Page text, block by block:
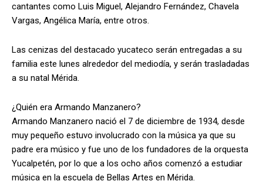
cantantes como Luis Miguel, Alejandro Fernández, Chavela
Vargas, Angélica María, entre otros.
Las cenizas del destacado yucateco serán entregadas a su
familia este lunes alrededor del mediodía, y serán trasladadas
a su natal Mérida.
¿Quién era Armando Manzanero?
Armando Manzanero nació el 7 de diciembre de 1934, desde
muy pequeño estuvo involucrado con la música ya que su
padre era músico y fue uno de los fundadores de la orquesta
Yucalpetén, por lo que a los ocho años comenzó a estudiar
música en la escuela de Bellas Artes en Mérida.